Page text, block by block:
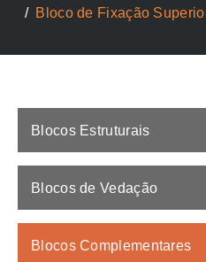
Bloco de Fixação
Blocos Estruturais
Blocos de Vedação
Blocos Complementares